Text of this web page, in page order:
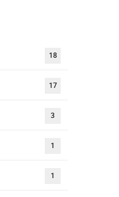
18
17
3
1
1